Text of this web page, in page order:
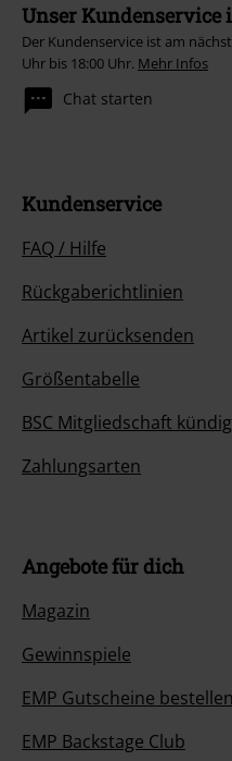
Unser Kundenservice
Der Kundenservice ist am
Uhr bis 18:00 Uhr. Mehr Infos
Chat starten
Kundenservice
FAQ / Hilfe
Rückgaberichtlinien
Artikel zurücksenden
Größentabelle
BSC Mitgliedschaft
Zahlungsarten
Angebote für dich
Magazin
Gewinnspiele
EMP Gutscheine bestellen
EMP Backstage Club